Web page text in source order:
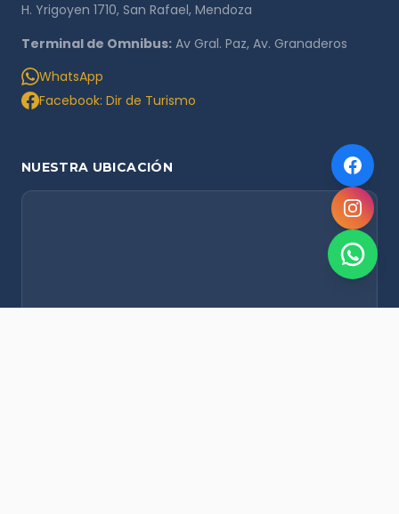
H. Yrigoyen 1710, San Rafael, Mendoza
Terminal de Omnibus: Av Gral. Paz, Av. Granaderos
WhatsApp
Facebook: Dir de Turismo
NUESTRA UBICACIÓN